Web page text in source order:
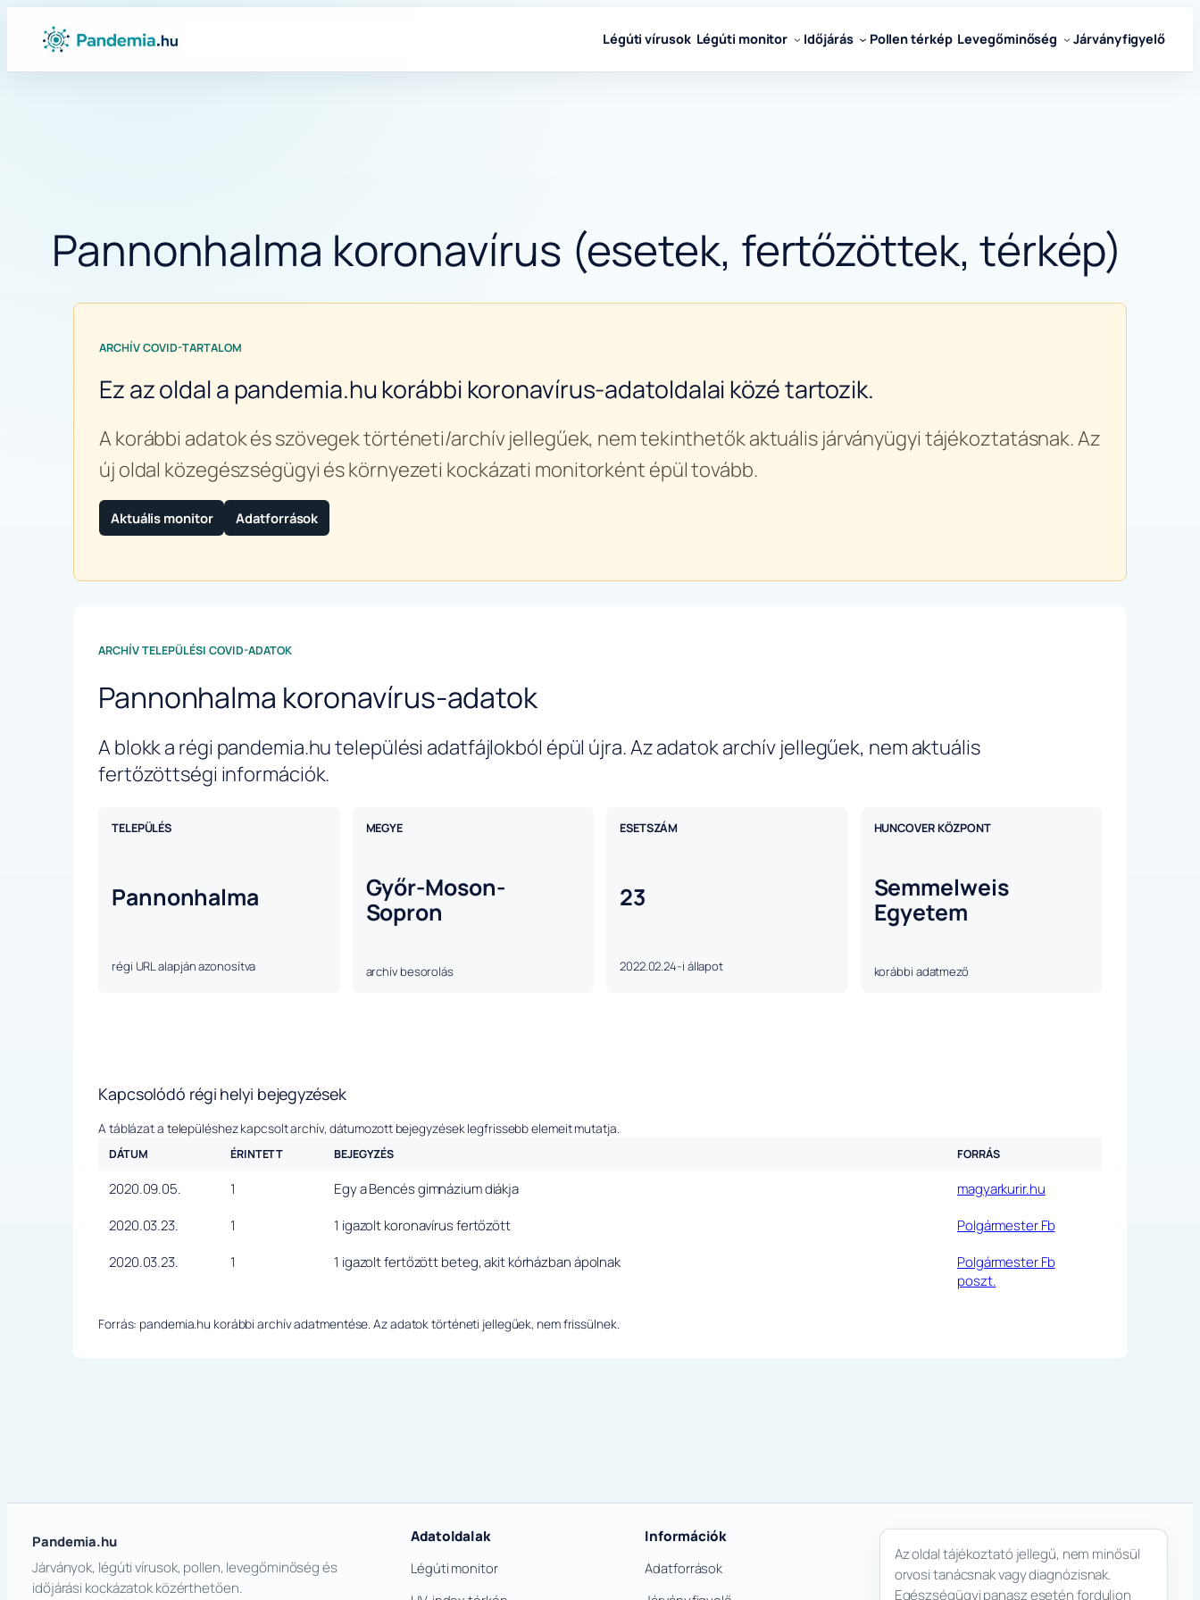
Ugrás
tartalomhoz
Légúti vírusok Légúti monitor Időjárás Pollen térkép Levegőminőség Járványfigyelő
Pannonhalma koronavírus (esetek, fertőzöttek, térkép)
ARCHÍV COVID-TARTALOM
Ez az oldal a pandemia.hu korábbi koronavírus-adatoldalai közé tartozik.
A korábbi adatok és szövegek történeti/archív jellegűek, nem tekinthetők aktuális járványügyi tájékoztatásnak. Az
új oldal közegészségügyi és környezeti kockázati monitorként épül tovább.
Aktuális monitor Adatforrások
ARCHÍV TELEPÜLÉSI COVID-ADATOK
Pannonhalma koronavírus-adatok
A blokk a régi pandemia.hu települési adatfájlokból épül újra. Az adatok archív jellegűek, nem aktuális
fertőzöttségi információk.
TELEPÜLÉS
Pannonhalma
régi URL alapján azonosítva
MEGYE
Győr-Moson-
Sopron
archív besorolás
ESETSZÁM
23
2022.02.24-i állapot
HUNCOVER KÖZPONT
Semmelweis
Egyetem
korábbi adatmező
Kapcsolódó régi helyi bejegyzések
A táblázat a településhez kapcsolt archív, dátumozott bejegyzések legfrissebb elemeit mutatja.
DÁTUM ÉRINTETT BEJEGYZÉS FORRÁS
2020.09.05. 1 Egy a Bencés gimnázium diákja
magyarkurir.hu
2020.03.23.
1 1 igazolt koronavírus fertőzött
Polgármester Fb
2020.03.23.
1 1 igazolt fertőzött beteg, akit kórházban ápolnak
Polgármester Fb
poszt.
Forrás: pandemia.hu korábbi archív adatmentése. Az adatok történeti jellegűek, nem frissülnek.
Pandemia.hu
Járványok, légúti vírusok, pollen, levegőminőség és
időjárási kockázatok közérthetően.
Adatoldalak
Légúti monitor
Információk
Adatforrások
Az oldal tájékoztató jellegű, nem minősül
orvosi tanácsnak vagy diagnózisnak.
Egészségügyi panasz esetén forduljon